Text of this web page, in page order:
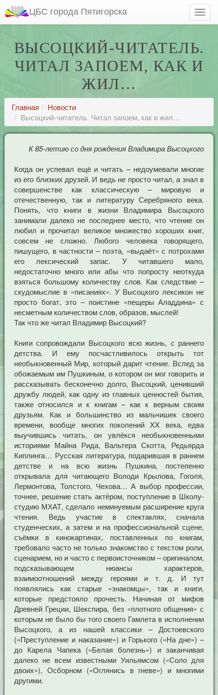
ЦБС города Пятигорска
ВЫСОЦКИЙ-ЧИТАТЕЛЬ.
ЧИТАЛ ЗАПОЕМ, КАК И
ЖИЛ…
Главная
Новости
Высоцкий-читатель. Читал запоем, как и жил…
К 85-летию со дня рождения Владимира Высоцкого
Когда он успевал ещё и читать – недоумевали многие
из его близких друзей. И ведь не просто читал, а знал в
совершенстве как классическую – мировую и
отечественную, так и литературу Серебряного века.
Понять, что книги в жизни Владимира Высоцкого
занимали далеко не последнее место, что чтение он
любил и прочитал великое множество хороших книг,
совсем не сложно. Любого человека говорящего,
пишущего, в частности – поэта, «выдаёт» с потрохами
его лексический запас. У читавшего мало,
недостаточно много или абы что попросту неоткуда
взяться большому количеству слов. Как следствие –
скудомыслие в «писаниях». У Высоцкого лексикон не
просто богат, это – поистине «пещеры Аладдина» с
несметным количеством слов, образов, мыслей!
Так что же читал Владимир Высоцкий?
Книги сопровождали Высоцкого всю жизнь, с раннего
детства. И ему посчастливилось открыть тот
необыкновенный Мир, который дарит чтение. Вслед за
обожаемым им Пушкиным, о котором он мог говорить и
рассказывать бесконечно долго, Высоцкий, ценивший
дружбу людей, как одну из главных ценностей бытия,
также относился и к книгам – как к верным своим
друзьям. Как и большинство из мальчишек своего
времени, вообще многих поколений XX века, едва
выучившись читать, он увлёкся необыкновенными
историями Майна Рида, Вальтера Скотта, Редьярда
Киплинга… Русская литература, подарившая в раннем
детстве и на всю жизнь Пушкина, постепенно
открывала для читающего Володи Крылова, Гоголя,
Лермонтова, Толстого, Чехова… А выбор профессии,
точнее, решение стать актёром, поступление в Школу-
студию МХАТ, сделало неминуемым расширение круга
чтения. Ведь участие в спектаклях, сначала
студенческих, а затем и на профессиональной сцене,
съёмки в кинокартинах, поставленных по книгам,
требовало часто не только знакомство с текстом роли,
сценарием, но и часто с первоисточником – оригиналом,
подсказывающем нюансы характеров,
взаимоотношений между героями и т. д. И тут
появлялись как старые «знакомцы», так и книги,
которые предстояло прочесть. Начиная от мифов
Древней Греции, Шекспира, без «плотного общения» с
которым не было бы того своего Гамлета в исполнении
Высоцкого, а из нашей классики – Достоевского
(«Преступление и наказание») и Горького («На дне») –
до Карела Чапека («Белая болезнь») и заканчивая
далеко не всем известными Уильямсом («Соло для
двоих»), Осборном («Оглянись в гневе») и многими
другими.